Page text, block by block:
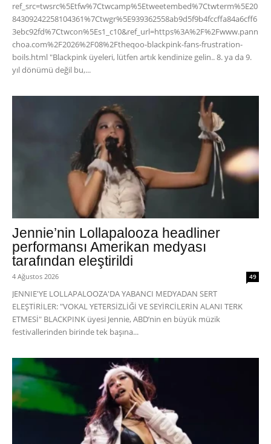
ref_src=twsrc%5Etfw%7Ctwcamp%5Etweetembed%7Ctwterm%5E20
84309242258104361%7Ctwgr%5E939362558ab9d5f9b4fccffa84a6cff6
3ebc92fd%7Ctwcon%5Es1_c10&ref_url=https%3A%2F%2Fwww.pann
choa.com%2F2026%2F08%2Ftheqoo-blackpink-fans-frustration-
boils.html "Blackpink üyeleri, lütfen artık kendinize gelin.. 8. ya da 9.
yıl dönümü değil bu,...
Jennie’nin Lollapalooza headliner
performansı Amerikan medyası
tarafından eleştirildi
4 Ağustos 2026 49
JENNIE'YE LOLLAPALOOZA'DA YABANCI MEDYADAN SERT
ELEŞTİRİLER: "VOKAL YETERSİZLİĞİ VE SEYİRCİLERİN ALANI TERK
ETMESİ" BLACKPINK üyesi Jennie, ABD’nin en büyük müzik
festivallerinden birinde tek başına...